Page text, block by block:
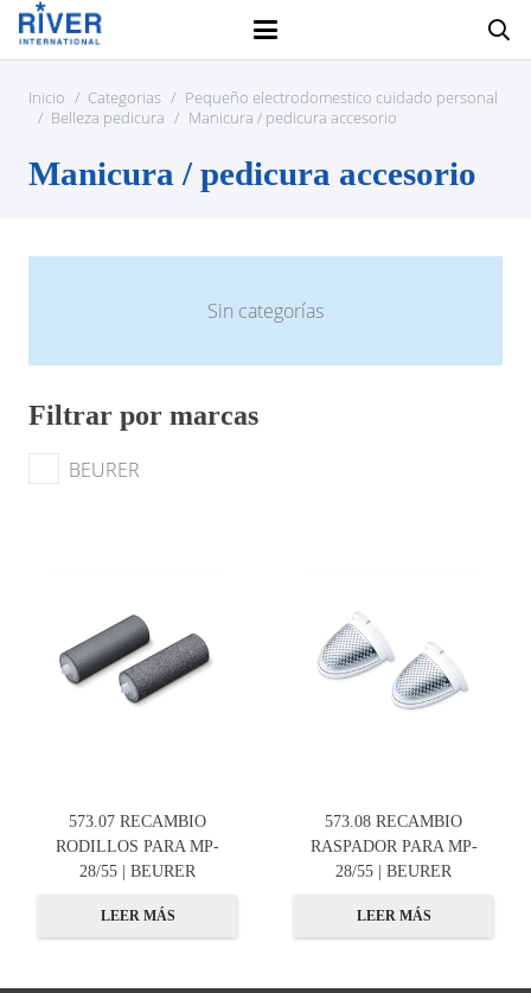
Inicio / Categorias / Pequeño electrodomestico cuidado personal
/ Belleza pedicura / Manicura / pedicura accesorio
Manicura / pedicura accesorio
Sin categorías
Filtrar por marcas
BEURER
573.07 RECAMBIO
RODILLOS PARA MP-
28/55 | BEURER
LEER MÁS
573.08 RECAMBIO
RASPADOR PARA MP-
28/55 | BEURER
LEER MÁS